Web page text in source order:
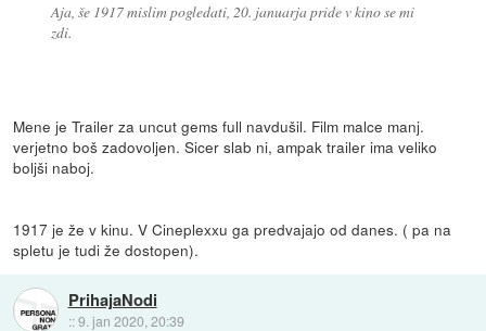
Aja, še 1917 mislim pogledati, 20. januarja pride v kino se mi
zdi.
Mene je Trailer za uncut gems full navdušil. Film malce manj.
verjetno boš zadovoljen. Sicer slab ni, ampak trailer ima veliko
boljši naboj.
1917 je že v kinu. V Cineplexxu ga predvajajo od danes. ( pa na
spletu je tudi že dostopen).
PrihajaNodi
::9. jan 2020, 20:39